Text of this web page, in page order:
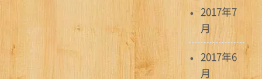
2017年7
月
2017年6
月